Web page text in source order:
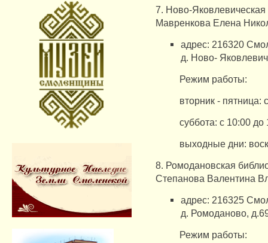
7. Ново-
Мавренкова Елена
адрес: 216320
д. Ново-
Режим работы:
вторник - пятница:
суббота: с 10:00 до
выходные дни:
8. Ромодановская
Степанова Валентина
адрес: 216325
д. Ромоданово,
​Режим работы: